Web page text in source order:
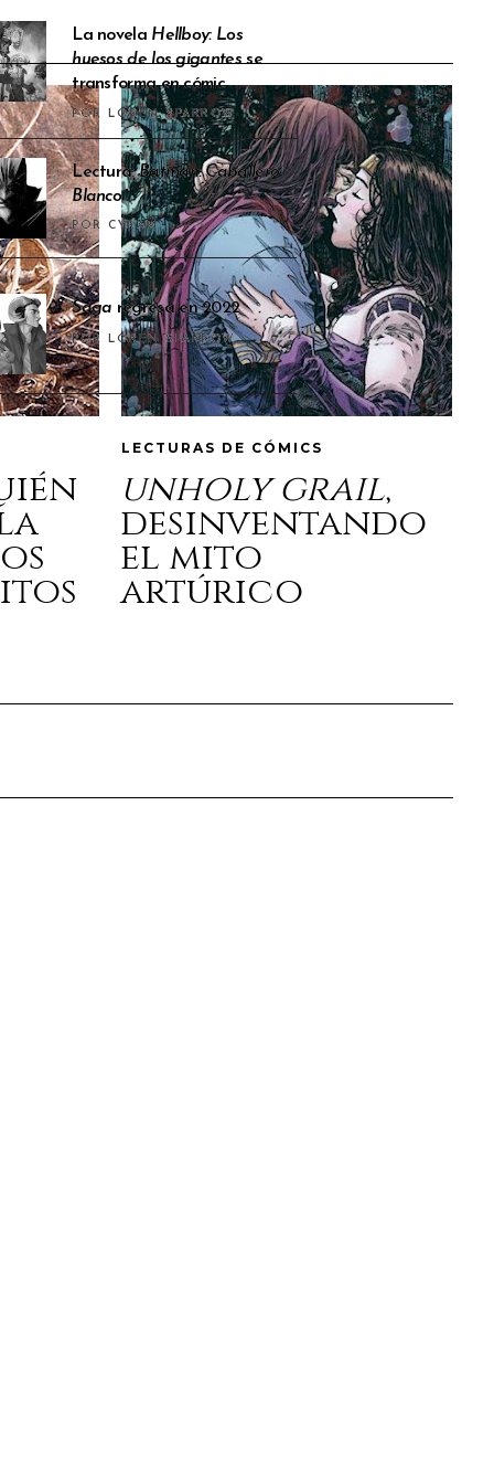
La novela Hellboy: Los
huesos de los gigantesse
transforma en cómic
POR LOREN SPARROW
Lectura:Batman: Caballero
Blanco
POR CYRAM
Saga regresa en 2022
POR LOREN SPARROW
LECTURAS DE CÓMICS
unholy grail,
desinventando
el mito
artúrico